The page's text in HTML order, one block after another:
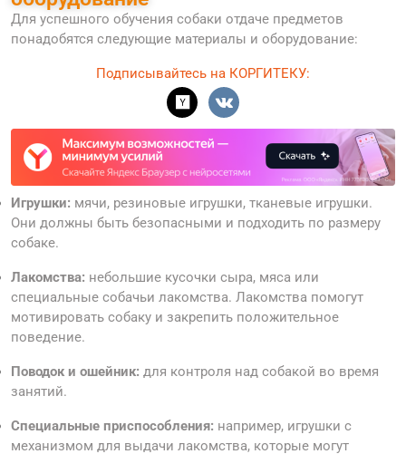
Для успешного обучения собаки отдаче предметов
понадобятся следующие материалы и оборудование:
Подписывайтесь на КОРГИТЕКУ:
Игрушки: мячи, резиновые игрушки, тканевые игрушки.
Они должны быть безопасными и подходить по размеру
собаке.
Лакомства: небольшие кусочки сыра, мяса или
специальные собачьи лакомства. Лакомства помогут
мотивировать собаку и закрепить положительное
поведение.
Поводок и ошейник: для контроля над собакой во время
занятий.
Специальные приспособления: например, игрушки с
механизмом для выдачи лакомства, которые могут